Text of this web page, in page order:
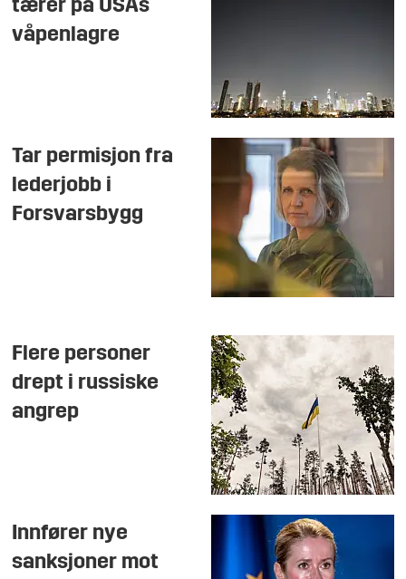
tærer på USAs
våpenlagre
Tar permisjon fra
lederjobb i
Forsvarsbygg
Flere personer
drept i russiske
angrep
Innfører nye
sanksjoner mot